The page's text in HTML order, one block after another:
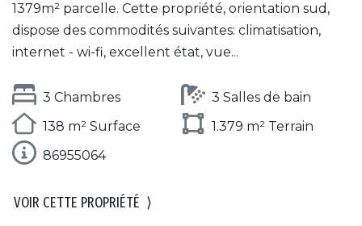
1379m² parcelle. Cette propriété, orientation sud,
dispose des commodités suivantes: climatisation,
internet - wi-fi, excellent état, vue...
3 Chambres
3 Salles de bain
138 m² Surface
1.379 m² Terrain
86955064
VOIR CETTE PROPRIÉTÉ ⟩